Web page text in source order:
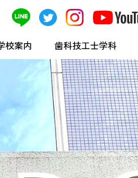
校案内 歯科技工士学科